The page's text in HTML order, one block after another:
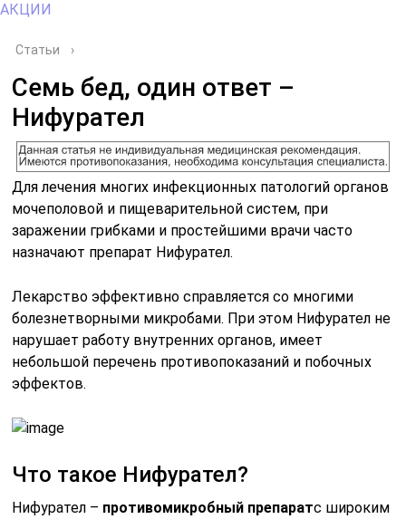
АКЦИИ
Статьи ›
Семь бед, один ответ –
Нифурател
Для лечения многих инфекционных патологий органов
мочеполовой и пищеварительной систем, при
заражении грибками и простейшими врачи часто
назначают препарат Нифурател.
Лекарство эффективно справляется со многими
болезнетворными микробами. При этом Нифурател не
нарушает работу внутренних органов, имеет
небольшой перечень противопоказаний и побочных
эффектов.
Что такое Нифурател?
Нифурател – противомикробный препаратс широким